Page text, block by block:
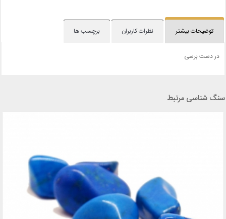
توضیحات بیشتر نظرات کاربران برچسب ها
در دست برسی
سنگ شناسی مرتبط